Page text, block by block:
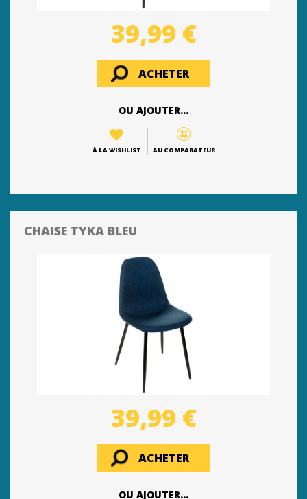
39,99 €
ACHETER
OU AJOUTER...
À LA WISHLIST AU COMPARATEUR
CHAISE TYKA BLEU
39,99 €
ACHETER
OU AJOUTER...